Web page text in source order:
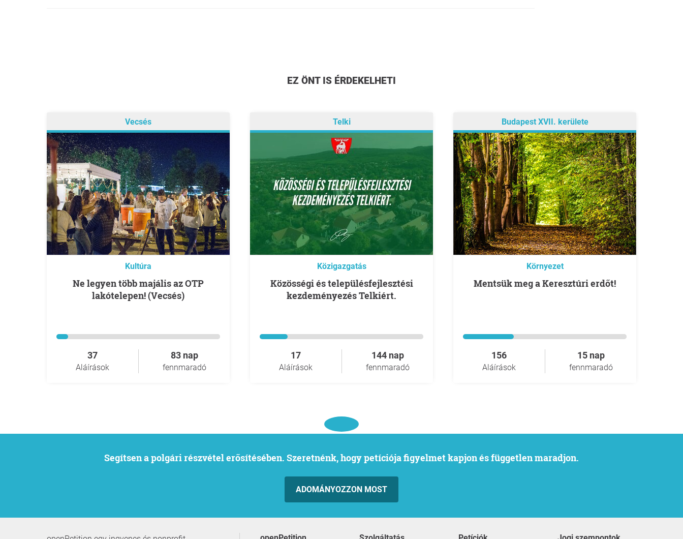
EZ ÖNT IS ÉRDEKELHETI
Vecsés
Kultúra
Ne legyen több majális az OTP
lakótelepen! (Vecsés)
37
Aláírások
83 nap
fennmaradó
Telki
Közigazgatás
Közösségi és településfejlesztési
kezdeményezés Telkiért.
17
Aláírások
144 nap
fennmaradó
Budapest XVII. kerülete
Környezet
Mentsük meg a Keresztúri erdőt!
156
Aláírások
15 nap
fennmaradó
Segítsen a polgári részvétel erősítésében. Szeretnénk, hogy petíciója figyelmet kapjon és független maradjon.
ADOMÁNYOZZON MOST